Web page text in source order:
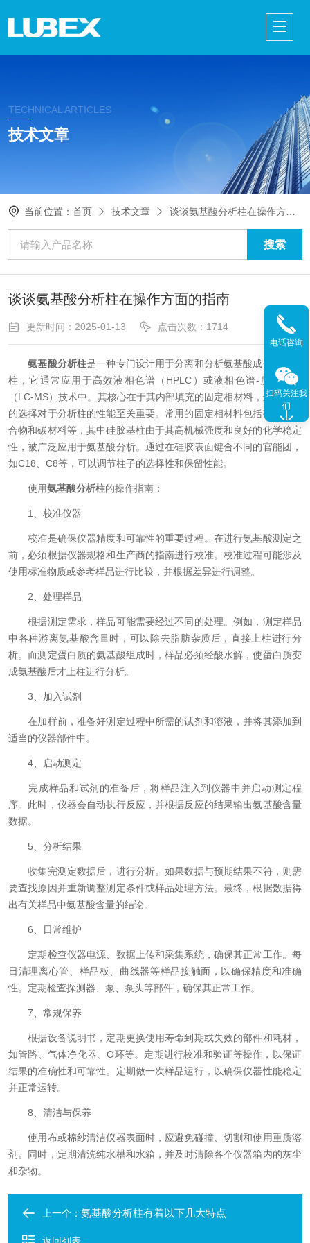
TECHNICAL ARTICLES
技术文章
当前位置：首页 技术文章 谈谈氨基酸分析柱在操作方面的指南
谈谈氨基酸分析柱在操作方面的指南
更新时间：2025-01-13 点击次数：1714
氨基酸分析柱是一种专门设计用于分离和分析氨基酸成分的色谱
柱，它通常应用于高效液相色谱（HPLC）或液相色谱-质谱联用
（LC-MS）技术中。其核心在于其内部填充的固定相材料，这种材料
的选择对于分析柱的性能至关重要。常用的固定相材料包括硅胶、聚
合物和碳材料等，其中硅胶基柱由于其高机械强度和良好的化学稳定
性，被广泛应用于氨基酸分析。通过在硅胶表面键合不同的官能团，
如C18、C8等，可以调节柱子的选择性和保留性能。
使用氨基酸分析柱的操作指南：
1、校准仪器
校准是确保仪器精度和可靠性的重要过程。在进行氨基酸测定之
前，必须根据仪器规格和生产商的指南进行校准。校准过程可能涉及
使用标准物质或参考样品进行比较，并根据差异进行调整。
2、处理样品
根据测定需求，样品可能需要经过不同的处理。例如，测定样品
中各种游离氨基酸含量时，可以除去脂肪杂质后，直接上柱进行分
析。而测定蛋白质的氨基酸组成时，样品必须经酸水解，使蛋白质变
成氨基酸后才上柱进行分析。
3、加入试剂
在加样前，准备好测定过程中所需的试剂和溶液，并将其添加到
适当的仪器部件中。
4、启动测定
完成样品和试剂的准备后，将样品注入到仪器中并启动测定程
序。此时，仪器会自动执行反应，并根据反应的结果输出氨基酸含量
数据。
5、分析结果
收集完测定数据后，进行分析。如果数据与预期结果不符，则需
要查找原因并重新调整测定条件或样品处理方法。最终，根据数据得
出有关样品中氨基酸含量的结论。
6、日常维护
定期检查仪器电源、数据上传和采集系统，确保其正常工作。每
日清理离心管、样品板、曲线器等样品接触面，以确保精度和准确
性。定期检查探测器、泵、泵头等部件，确保其正常工作。
7、常规保养
根据设备说明书，定期更换使用寿命到期或失效的部件和耗材，
如管路、气体净化器、O环等。定期进行校准和验证等操作，以保证
结果的准确性和可靠性。定期做一次样品运行，以确保仪器性能稳定
并正常运转。
8、清洁与保养
使用布或棉纱清洁仪器表面时，应避免碰撞、切割和使用重质溶
剂。同时，定期清洗纯水槽和水箱，并及时清除各个仪器箱内的灰尘
和杂物。
上一个：氨基酸分析柱有着以下几大特点
电话咨询
扫码关注我
们